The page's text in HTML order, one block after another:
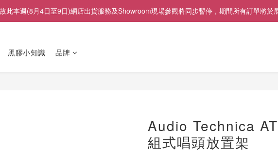
本週(8月4日至9日)網店出貨服務及Showroom現場參觀將同步暫停，期間所有訂單將於
黑膠小知識 品牌
Audio Technica
組式唱頭放置架